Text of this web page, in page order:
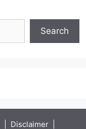
Search
Disclaimer